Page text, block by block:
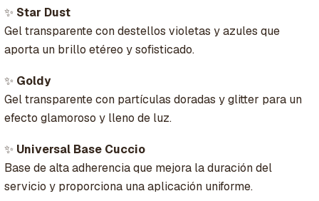
✨ Star Dust
Gel transparente con destellos violetas y azules que
aporta un brillo etéreo y sofisticado.
✨ Goldy
Gel transparente con partículas doradas y glitter para un
efecto glamoroso y lleno de luz.
✨ Universal Base Cuccio
Base de alta adherencia que mejora la duración del
servicio y proporciona una aplicación uniforme.